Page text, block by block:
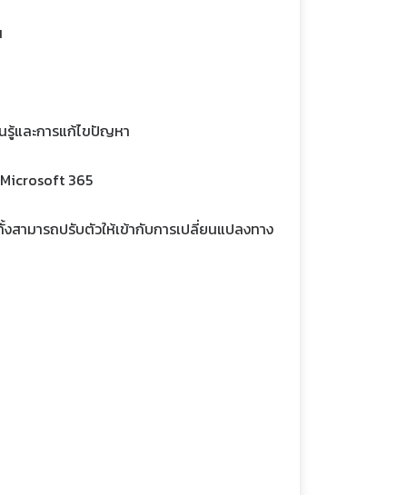
และการแก้ไขปัญหา
365
ามารถปรับตัวให้เข้ากับการเปลี่ยนแปลงทาง